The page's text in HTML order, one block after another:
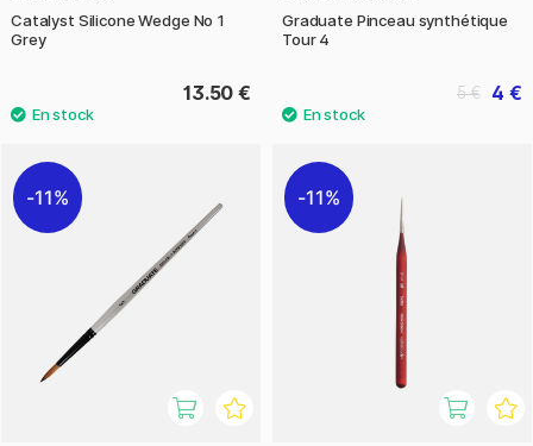
Catalyst Silicone Wedge No 1
Grey
13.50 €
Graduate Pinceau synthétique
Tour 4
4 €
5 €
11% 11%